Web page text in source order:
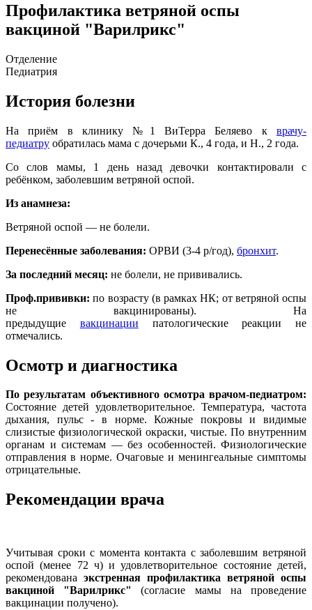
Профилактика ветряной оспы
вакциной "Варилрикс"
Отделение
Педиатрия
История болезни
На приём в клинику №1 ВиТерра Беляево к врачу-
педиатру обратилась мама с дочерьми К., 4 года, и Н., 2 года.
Со слов мамы, 1 день назад девочки контактировали с
ребёнком, заболевшим ветряной оспой.
Из анамнеза:
Ветряной оспой — не болели.
Перенесённые заболевания: ОРВИ (3-4 р/год), бронхит.
За последний месяц: не болели, не прививались.
Проф.прививки: по возрасту (в рамках НК; от ветряной оспы
не вакцинированы). На
предыдущие вакцинации патологические реакции не
отмечались.
Осмотр и диагностика
По результатам объективного осмотра врачом-педиатром:
Состояние детей удовлетворительное. Температура, частота
дыхания, пульс - в норме. Кожные покровы и видимые
слизистые физиологической окраски, чистые. По внутренним
органам и системам — без особенностей. Физиологические
отправления в норме. Очаговые и менингеальные симптомы
отрицательные.
Рекомендации врача
Учитывая сроки с момента контакта с заболевшим ветряной
оспой (менее 72 ч) и удовлетворительное состояние детей,
рекомендована экстренная профилактика ветряной оспы
вакциной "Варилрикс"
(согласие мамы на проведение
вакцинации получено).